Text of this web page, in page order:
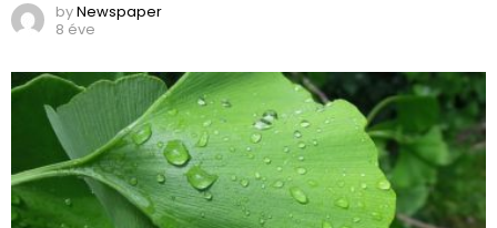
byNewspaper
8 éve